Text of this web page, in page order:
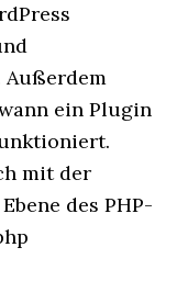
ein Plugin
mit der
des PHP-